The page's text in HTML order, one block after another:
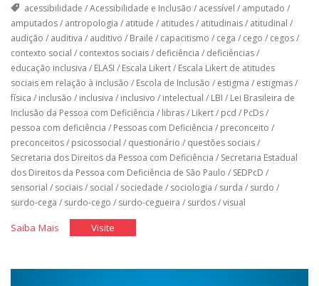
acessibilidade /Acessibilidade e Inclusão / acessível / amputado /
amputados/ antropologia / atitude / atitudes/ atitudinais/ atitudinal /
audição / auditiva / auditivo / Braile / capacitismo / cega / cego / cegos/
contexto social / contextos sociais/ deficiência / deficiências/
educação inclusiva / ELASI / Escala Likert/ Escala Likert de atitudes
sociais em relação à inclusão / Escola de Inclusão / estigma / estigmas/
física / inclusão / inclusiva / inclusivo / intelectual / LBI / Lei Brasileira de
Inclusão da Pessoa com Deficiência / libras/ Likert/ pcd / PcDs/
pessoa com deficiência / Pessoas com Deficiência / preconceito /
preconceitos/ psicossocial / questionário / questões sociais/
Secretaria dos Direitos da Pessoa com Deficiência / Secretaria Estadual
dos Direitos da Pessoa com Deficiência de São Paulo / SEDPcD /
sensorial / sociais/ social / sociedade / sociologia / surda / surdo /
surdo-cega / surdo-cego / surdo-cegueira / surdos/visual
Saiba Mais"Questionário
Visite"Questionário